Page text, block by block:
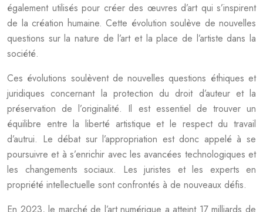
également utilisés pour créer des œuvres d’art qui s’inspirent
de la création humaine. Cette évolution soulève de nouvelles
questions sur la nature de l’art et la place de l’artiste dans la
société.
Ces évolutions soulèvent de nouvelles questions éthiques et
juridiques concernant la protection du droit d’auteur et la
préservation de l’originalité. Il est essentiel de trouver un
équilibre entre la liberté artistique et le respect du travail
d’autrui. Le débat sur l’appropriation est donc appelé à se
poursuivre et à s’enrichir avec les avancées technologiques et
les changements sociaux. Les juristes et les experts en
propriété intellectuelle sont confrontés à de nouveaux défis.